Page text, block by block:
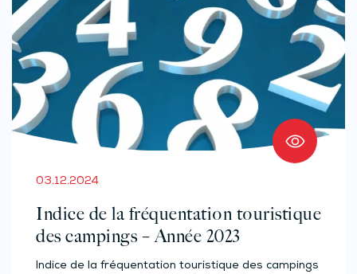
03.12.2024
Indice de la fréquentation touristique
des campings – Année 2023
Indice de la fréquentation touristique des campings